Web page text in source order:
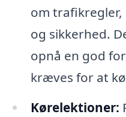
om
og sikkerhed.
opnå en god
kræves for at
Kørelektioner: